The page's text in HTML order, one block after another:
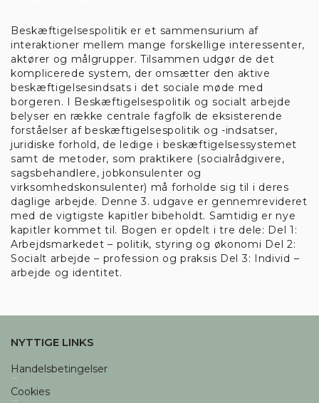
Kun nødvendige cookies
ACCEPTER ALLE
Vis detaljer
Nødvendige Funktionelle
Statistiske
Beskæftigelsespolitik er et sammensurium af
interaktioner mellem mange forskellige interessenter,
aktører og målgrupper. Tilsammen udgør de det
komplicerede system, der omsætter den aktive
beskæftigelsesindsats i det sociale møde med
borgeren. I Beskæftigelsespolitik og socialt arbejde
belyser en række centrale fagfolk de eksisterende
forståelser af beskæftigelsespolitik og -indsatser,
juridiske forhold, de ledige i beskæftigelsessystemet
samt de metoder, som praktikere (socialrådgivere,
sagsbehandlere, jobkonsulenter og
virksomhedskonsulenter) må forholde sig til i deres
daglige arbejde. Denne 3. udgave er gennemrevideret
med de vigtigste kapitler bibeholdt. Samtidig er nye
kapitler kommet til. Bogen er opdelt i tre dele: Del 1:
Arbejdsmarkedet – politik, styring og økonomi Del 2:
Socialt arbejde – profession og praksis Del 3: Individ –
arbejde og identitet.
NYTTIGE LINKS
Handelsbetingelser
Cookies